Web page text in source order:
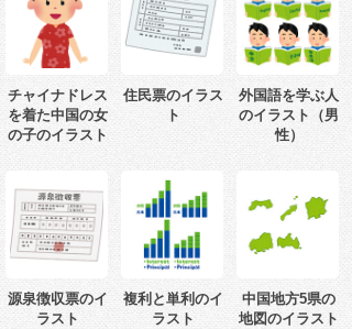
チャイナドレス
を着た中国の女
の子のイラスト
住民票のイラス
ト
外国語を学ぶ人
のイラスト（男
性）
源泉徴収票のイ
ラスト
複利と単利のイ
ラスト
中国地方5県の
地図のイラスト